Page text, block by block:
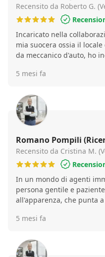
Recensito da Roberto G.
Incaricato nella
mia suocera ossia il
da meccanico d'auto, ho
bene, e non posso far
problemi scaturiti
collaboratori risultati altrettanto competenti e,
da poco, empatici come
consiglierei Romano Pompili a chiunque voglia avere un
agente completo, esperto
mercato da piu' di
5 mesi fa
Romano Pompili
Recensito da Cristina M.
In un mondo di agenti
persona gentile e
all'apparenza, che punta
fasi della vendita sempre
esperienza, Romano
agente che abbia
5 mesi fa